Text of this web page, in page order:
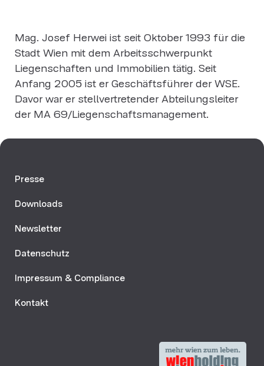
Mag. Josef Herwei ist seit Oktober 1993 für die
Stadt Wien mit dem Arbeitsschwerpunkt
Liegenschaften und Immobilien tätig. Seit
Anfang 2005 ist er Geschäftsführer der WSE.
Davor war er stellvertretender Abteilungsleiter
der MA 69/Liegenschaftsmanagement.
Presse
Downloads
Newsletter
Datenschutz
Impressum & Compliance
Kontakt